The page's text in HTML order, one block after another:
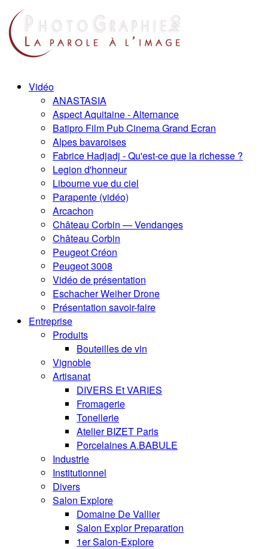
Vidéo
ANASTASIA
Aspect Aquitaine - Alternance
Batipro Film Pub Cinema Grand Ecran
Alpes bavaroises
Fabrice Hadjadj - Qu'est-ce que la richesse ?
Legion d'honneur
Libourne vue du ciel
Parapente (vidéo)
Arcachon
Château Corbin — Vendanges
Château Corbin
Peugeot Créon
Peugeot 3008
Vidéo de présentation
Eschacher Weiher Drone
Présentation savoir-faire
Entreprise
Produits
Bouteilles de vin
Vignoble
Artisanat
DIVERS Et VARIES
Fromagerie
Tonellerie
Atelier BIZET Paris
Porcelaines A.BABULE
Industrie
Institutionnel
Divers
Salon Explore
Domaine De Vallier
Salon Explor Preparation
1er Salon-Explore